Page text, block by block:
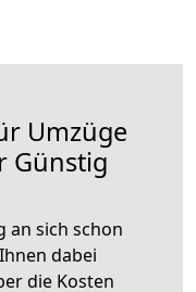
Umzüge
Günstig
an sich schon
dabei
die Kosten